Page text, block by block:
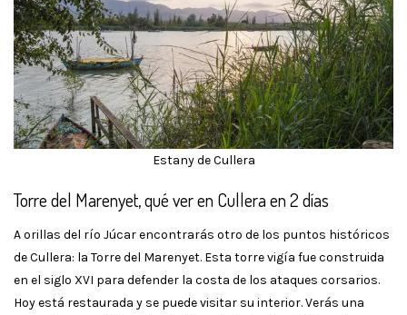
Estany de Cullera
Torre del Marenyet, qué ver en Cullera en 2 días
A orillas del río Júcar encontrarás otro de los puntos históricos
de Cullera: la Torre del Marenyet. Esta torre vigía fue construida
en el siglo XVI para defender la costa de los ataques corsarios.
Hoy está restaurada y se puede visitar su interior. Verás una